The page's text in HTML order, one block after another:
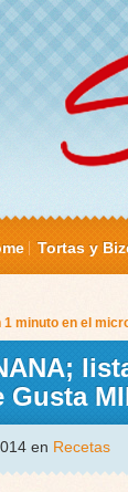
Tortas y
minuto en el
Gusta
en Recetas